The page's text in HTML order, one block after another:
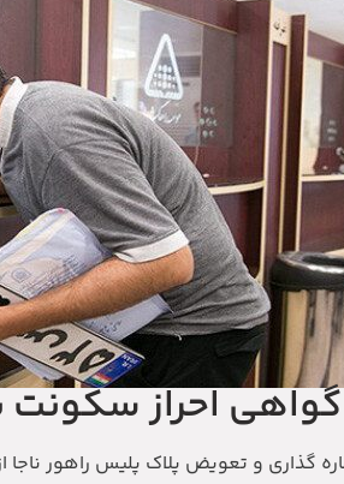
احراز سکونت
و تعویض پلاک پلیس راهور ناجا